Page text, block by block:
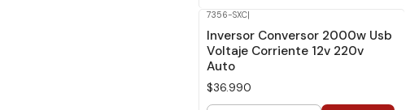
7356-SXC|
Inversor Conversor 2000w Usb
Voltaje Corriente 12v 220v
Auto
$36.990